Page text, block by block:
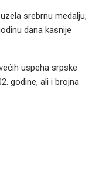
srebrnu medalju,
dana kasnije
uspeha srpske
godine, ali i brojna